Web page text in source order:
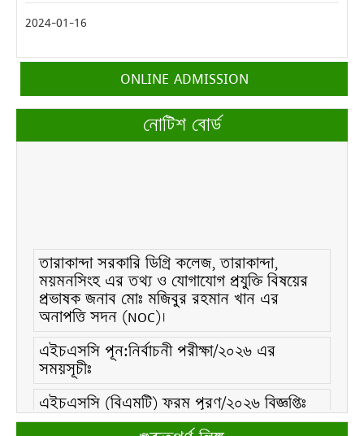
2024-01-16
ONLINE ADMISSION
নোটিশ বোর্ড
তারাকান্দা সরকারি ডিগ্রি কলেজ, তারাকান্দা,
ময়মনসিংহ এর তথ্য ও যোগাযোগ প্রযুক্তি বিষয়ের
প্রভাষক জনাব মোঃ মজিবুর রহমান খান এর
অনাপত্তি সদন (NOC)।
এইচএসসি পূন:নির্বাচনী পরীক্ষা/২০২৬ এর
সময়সূচীঃ
এইচএসসি (বিএমটি) ফরম পূরণ/২০২৬ বিজ্ঞপ্তিঃ
এইচএসসি ফরম/২০২৬ পূরণ বিজ্ঞপ্তিঃ